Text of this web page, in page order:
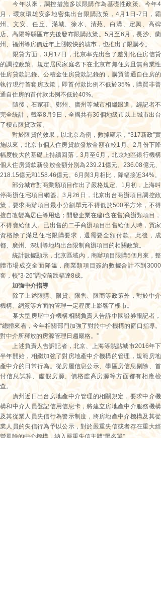
今年以來，調控措施多以限購作為基礎性政策。今年4
月，環京環雄安多地密集出台限購政策，4月1日-7日，霸
州、文安、任丘、滿城、徐水、清苑、白溝、定興、高碑
店、高陽等縣區市先後發布限購政策。5月至6月，長沙、蘭
州、福州等房價近年上漲較快的城市，也推出了限購令。
限貸方面，3月17日，北京率先出台了差別化住房信貸
的調控政策。規定居民家庭名下在北京市無住房且無商業性
住房貸款記錄、公積金住房貸款記錄的，購買普通自住房的
執行現行首套房政策，即首付款比例不低於35%，購買非普
通自住房的首付款比例不低於40%。
隨後，石家莊、鄭州、廣州等城市相繼跟進。經記者不
完全統計，截至8月9日，全國共有36個地級市以上城市出台
了樓市限貸政策。
對於限貸的效果，以北京為例，數據顯示，“317新政”實
施以來，北京市個人住房貸款發放金額在較1月、2月份下降
幅度較大的基礎上持續回落，3月至6月，北京地區銀行機構
個人住房貸款新發放金額分別為239.21億元、236.08億元、
218.15億元和158.46億元。6月與3月相比，降幅接近34%。
部分城市對商業類項目作出了嚴格規定。1月初，上海叫
停商辦住宅項目網簽。3月26日，北京出台商辦項目調控政
策，要求商辦項目最小分割單元不得低於500平方米，不得
擅自改變為居住等用途；開發企業在建(含在售)商辦類項目，
不得賣給個人。已出售的二手商辦項目出售給個人時，買家
資格除了滿足住宅限購要求，還需要全額付款。此後，成
都、廣州、深圳等地均出台限制商辦項目的相關政策。
統計數據顯示，北京區域內，商辦項目限購5個月來，整
體市場成交全面降溫，商業類項目簽約數據合計不到3000
套，較“3·26”調控前跌幅達8成。
加強中介指導
除了上述限購、限貸、限售、限商等政策外，對於中介
機構、網簽等方面的管理一定程度上影響了樓市。
某大型房屋中介機構相關負責人告訴中國證券報記者，
“總體來看，今年相關部門加強了對於中介機構的窗口指導。
對中介所釋放的房源管理日趨嚴格。”
上述負責人告訴記者，北京、上海等熱點城市2016年下
半年開始，相繼加強了對房地產中介機構的管理，規範房地
產中介的日常行為。從房屋信息公示、學區房信息剔除、首
付信息試算、虛假房源、價格虛高房源等方面都有相應檢
查。
廣州近日出台房地產中介管理的相關規定，要求中介機
構和中介人員登記信用信息卡，將建立房地產中介服務機構
及其從業人員失信行為警示制度，將房地產中介機構及其從
業人員的失信行為予以公示，對於嚴重失信或者存在重大經
營風險的中介機構，納入嚴重失信主體“黑名單”。